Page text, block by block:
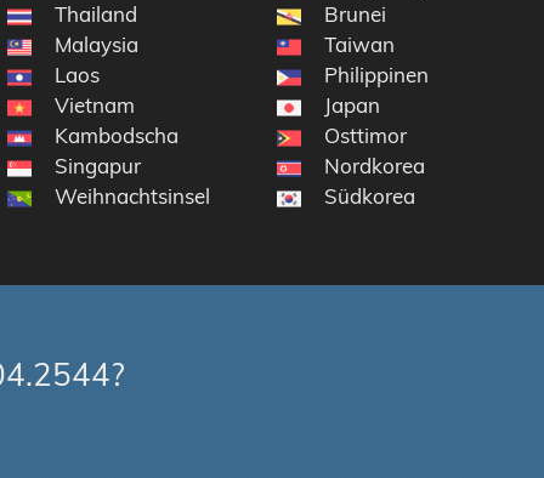
Thailand
Malaysia
Laos
Vietnam
Kambodscha
Singapur
Weihnachtsinsel
Brunei
Taiwan
Philippinen
Japan
Osttimor
Nordkorea
Südkorea